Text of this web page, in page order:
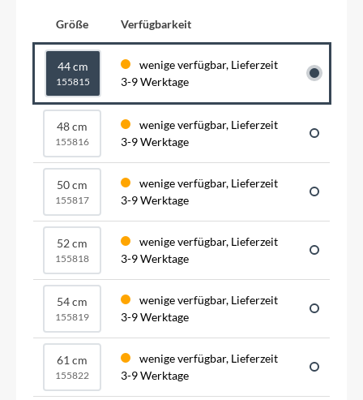
Größe Verfügbarkeit
44 cm
155815
wenige verfügbar, Lieferzeit
3-9 Werktage
48 cm
155816
wenige verfügbar, Lieferzeit
3-9 Werktage
50 cm
155817
wenige verfügbar, Lieferzeit
3-9 Werktage
52 cm
155818
wenige verfügbar, Lieferzeit
3-9 Werktage
54 cm
155819
wenige verfügbar, Lieferzeit
3-9 Werktage
61 cm
155822
wenige verfügbar, Lieferzeit
3-9 Werktage